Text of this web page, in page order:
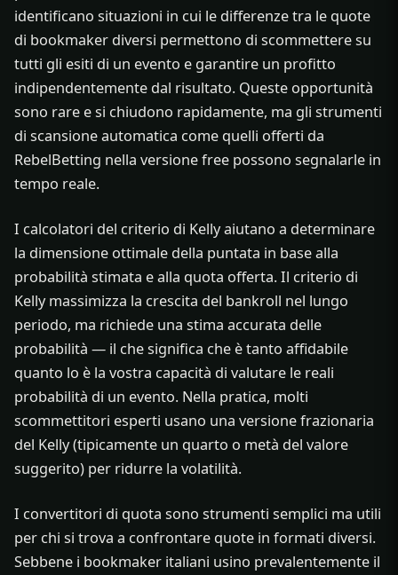
identificano situazioni in cui le differenze tra le quote
di bookmaker diversi permettono di scommettere su
tutti gli esiti di un evento e garantire un profitto
indipendentemente dal risultato. Queste opportunità
sono rare e si chiudono rapidamente, ma gli strumenti
di scansione automatica come quelli offerti da
RebelBetting nella versione free possono segnalarle in
tempo reale.
I calcolatori del criterio di Kelly aiutano a determinare
la dimensione ottimale della puntata in base alla
probabilità stimata e alla quota offerta. Il criterio di
Kelly massimizza la crescita del bankroll nel lungo
periodo, ma richiede una stima accurata delle
probabilità — il che significa che è tanto affidabile
quanto lo è la vostra capacità di valutare le reali
probabilità di un evento. Nella pratica, molti
scommettitori esperti usano una versione frazionaria
del Kelly (tipicamente un quarto o metà del valore
suggerito) per ridurre la volatilità.
I convertitori di quota sono strumenti semplici ma utili
per chi si trova a confrontare quote in formati diversi.
Sebbene i bookmaker italiani usino prevalentemente il